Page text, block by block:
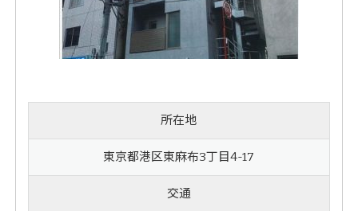
所在地
東京都港区東麻布3丁目4-17
交通